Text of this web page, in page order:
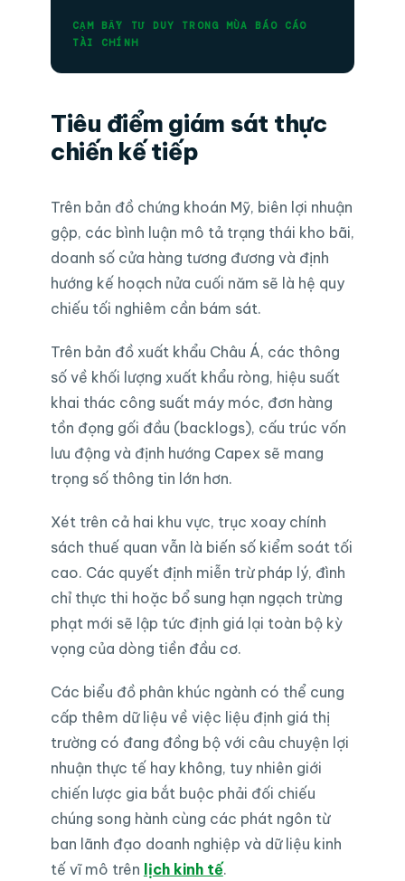
CẠM BẪY TƯ DUY TRONG MÙA BÁO CÁO
TÀI CHÍNH
Tiêu điểm giám sát thực
chiến kế tiếp
Trên bản đồ chứng khoán Mỹ, biên lợi nhuận
gộp, các bình luận mô tả trạng thái kho bãi,
doanh số cửa hàng tương đương và định
hướng kế hoạch nửa cuối năm sẽ là hệ quy
chiếu tối nghiêm cần bám sát.
Trên bản đồ xuất khẩu Châu Á, các thông
số về khối lượng xuất khẩu ròng, hiệu suất
khai thác công suất máy móc, đơn hàng
tồn đọng gối đầu (backlogs), cấu trúc vốn
lưu động và định hướng Capex sẽ mang
trọng số thông tin lớn hơn.
Xét trên cả hai khu vực, trục xoay chính
sách thuế quan vẫn là biến số kiểm soát tối
cao. Các quyết định miễn trừ pháp lý, đình
chỉ thực thi hoặc bổ sung hạn ngạch trừng
phạt mới sẽ lập tức định giá lại toàn bộ kỳ
vọng của dòng tiền đầu cơ.
Các biểu đồ phân khúc ngành có thể cung
cấp thêm dữ liệu về việc liệu định giá thị
trường có đang đồng bộ với câu chuyện lợi
nhuận thực tế hay không, tuy nhiên giới
chiến lược gia bắt buộc phải đối chiếu
chúng song hành cùng các phát ngôn từ
ban lãnh đạo doanh nghiệp và dữ liệu kinh
tế vĩ mô trên lịch kinh tế.